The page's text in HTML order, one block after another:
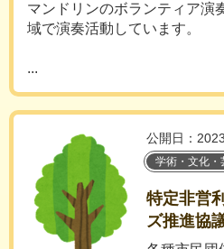
マンドリンのボランティア演
域で演奏活動しています。
...
公開日：
学術・文化・
特定非営
ズ推進協